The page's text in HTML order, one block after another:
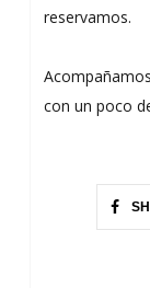
reservamos.
con un poco